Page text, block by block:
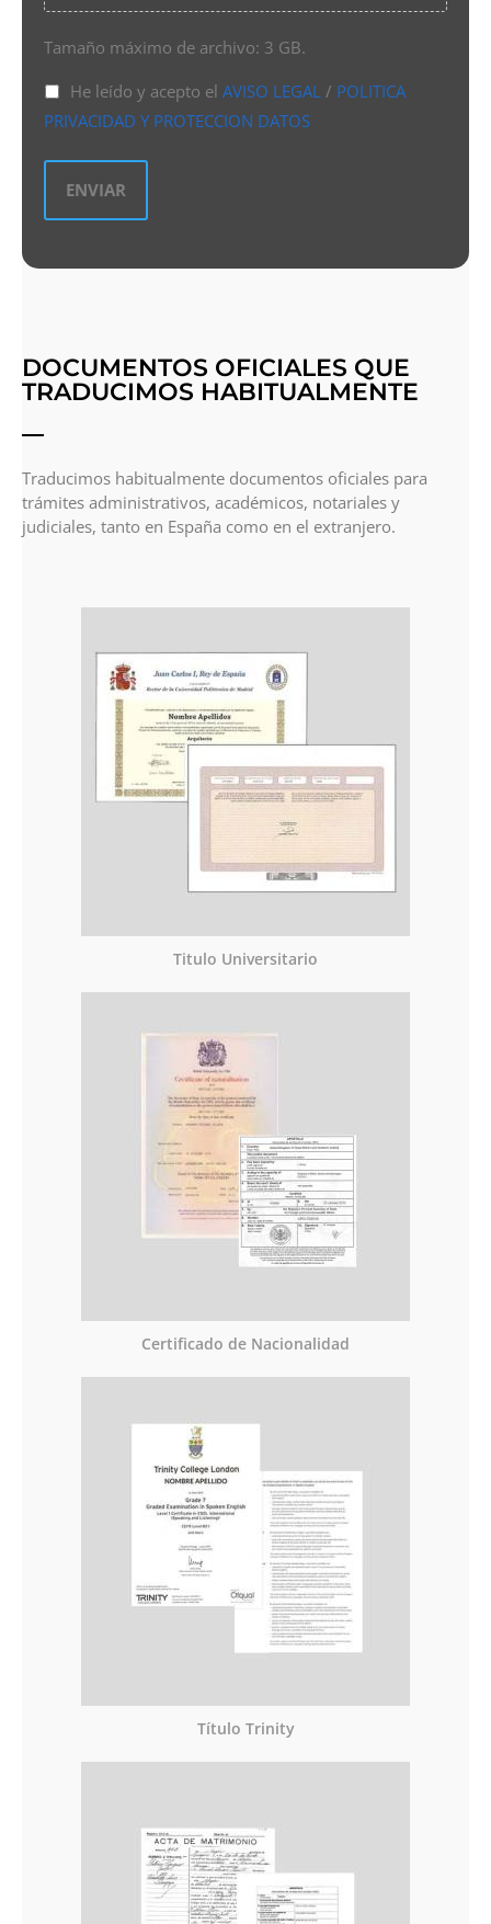
Tamaño máximo de archivo: 3 GB.
He leído y acepto el AVISO LEGAL / POLITICA
PRIVACIDAD Y PROTECCION DATOS
DOCUMENTOS OFICIALES QUE
TRADUCIMOS HABITUALMENTE
Traducimos habitualmente documentos oficiales para
trámites administrativos, académicos, notariales y
judiciales, tanto en España como en el extranjero.
Titulo Universitario
Certificado de Nacionalidad
Título Trinity